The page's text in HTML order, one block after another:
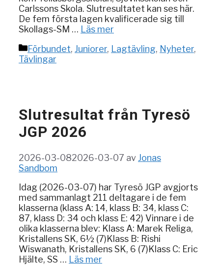
Carlssons Skola. Slutresultatet kan ses här.
De fem första lagen kvalificerade sig till
Skollags-SM … Läs mer
Kategorier
Förbundet, Juniorer, Lagtävling, Nyheter,
Tävlingar
Slutresultat från Tyresö
JGP 2026
2026-03-082026-03-07 avJonas
Sandbom
Idag (2026-03-07) har Tyresö JGP avgjorts
med sammanlagt 211 deltagare i de fem
klasserna (klass A: 14, klass B: 34, klass C:
87, klass D: 34 och klass E: 42) Vinnare i de
olika klasserna blev: Klass A: Marek Religa,
Kristallens SK, 6½ (7)Klass B: Rishi
Wiswanath, Kristallens SK, 6 (7)Klass C: Eric
Hjälte, SS … Läs mer